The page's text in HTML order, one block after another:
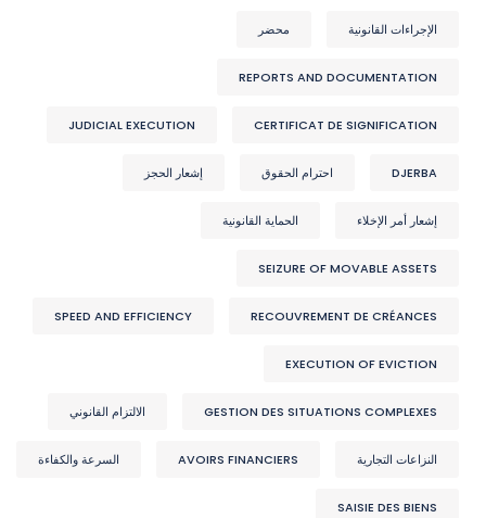
الإجراءات القانونية محضر
REPORTS AND DOCUMENTATION
CERTIFICAT DE SIGNIFICATION
JUDICIAL EXECUTION
DJERBA احترام الحقوق إشعار الحجز
إشعار أمر الإخلاء الحماية القانونية
SEIZURE OF MOVABLE ASSETS
RECOUVREMENT DE CRÉANCES
SPEED AND EFFICIENCY
EXECUTION OF EVICTION
GESTION DES SITUATIONS COMPLEXES الالتزام القانوني
النزاعات التجارية AVOIRS FINANCIERS السرعة والكفاءة
SAISIE DES BIENS